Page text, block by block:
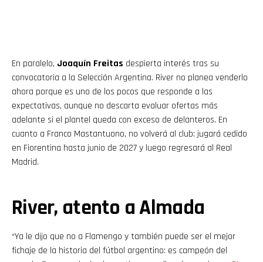
En paralelo, Joaquín Freitas despierta interés tras su
convocatoria a la Selección Argentina. River no planea venderlo
ahora porque es uno de los pocos que responde a las
expectativas, aunque no descarta evaluar ofertas más
adelante si el plantel queda con exceso de delanteros. En
cuanto a Franco Mastantuono, no volverá al club: jugará cedido
en Fiorentina hasta junio de 2027 y luego regresará al Real
Madrid.
River, atento a Almada
“Ya le dijo que no a Flamengo y también puede ser el mejor
fichaje de la historia del fútbol argentino: es campeón del